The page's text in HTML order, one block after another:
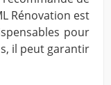
Rénovation est
pour
il peut garantir